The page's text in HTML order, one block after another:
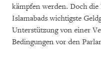
kämpfen werden. Doch
Islamabads wichtigste
Unterstützung von einer
Bedingungen vor den